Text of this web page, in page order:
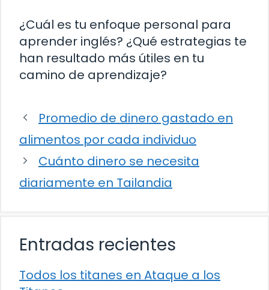
¿Cuál es tu enfoque personal para
aprender inglés? ¿Qué estrategias te
han resultado más útiles en tu
camino de aprendizaje?
Promedio de dinero gastado en
alimentos por cada individuo
Cuánto dinero se necesita
diariamente en Tailandia
Entradas recientes
Todos los titanes en Ataque a los